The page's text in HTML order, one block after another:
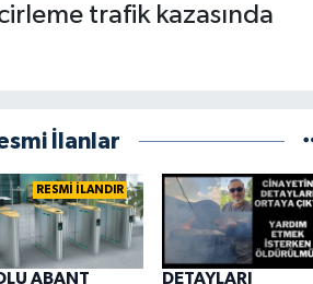
trafik kazasında
İlanlar
RESMİ İLANDIR
ABANT
DETAYLARI